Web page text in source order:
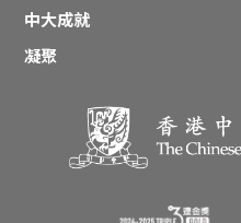
中大成就
凝聚